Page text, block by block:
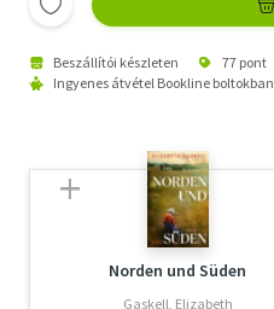
Beszállítói készleten 77 pont
Ingyenes átvétel Bookline boltokban
Norden und Süden
Gaskell, Elizabeth